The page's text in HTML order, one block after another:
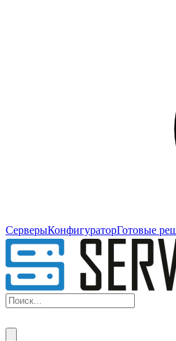
СерверыКонфигураторГотовые